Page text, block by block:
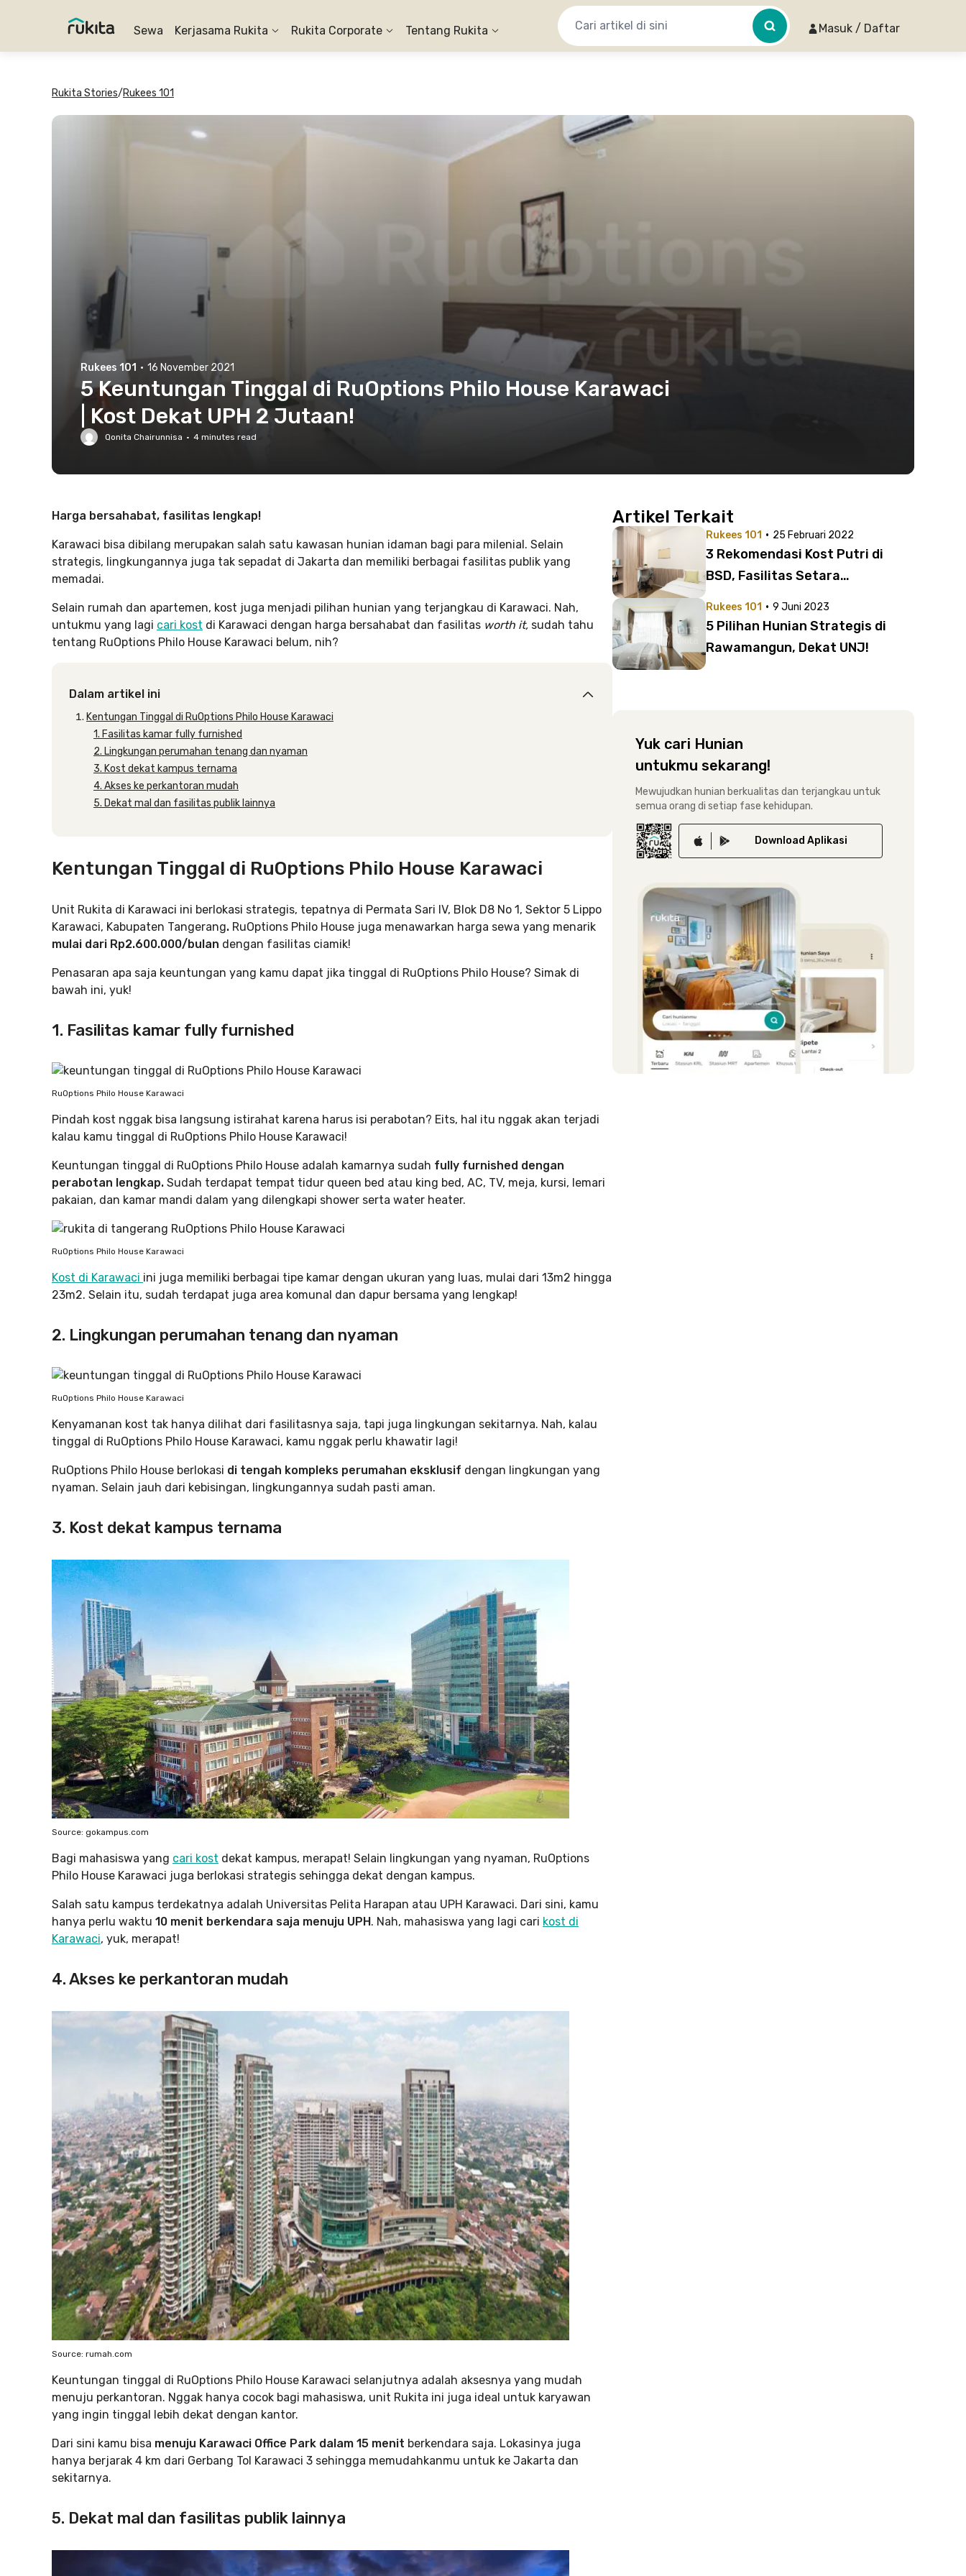
Sewa Kerjasama Rukita Rukita Corporate Tentang Rukita Masuk / Daftar
Rukita Stories/Rukees 101
Rukees 101 · 16 November 2021
5 Keuntungan Tinggal di RuOptions Philo House Karawaci
| Kost Dekat UPH 2 Jutaan!
Qonita Chairunnisa · 4 minutes read
Harga bersahabat, fasilitas lengkap!
Karawaci bisa dibilang merupakan salah satu kawasan hunian idaman bagi para milenial. Selain
strategis, lingkungannya juga tak sepadat di Jakarta dan memiliki berbagai fasilitas publik yang
memadai.
Selain rumah dan apartemen, kost juga menjadi pilihan hunian yang terjangkau di Karawaci. Nah,
untukmu yang lagi cari kost di Karawaci dengan harga bersahabat dan fasilitas worth it, sudah tahu
tentang RuOptions Philo House Karawaci belum, nih?
Dalam artikel ini
Kentungan Tinggal di RuOptions Philo House Karawaci
1. Fasilitas kamar fully furnished
2. Lingkungan perumahan tenang dan nyaman
3. Kost dekat kampus ternama
4. Akses ke perkantoran mudah
5. Dekat mal dan fasilitas publik lainnya
Kentungan Tinggal di RuOptions Philo House Karawaci
Unit Rukita di Karawaci ini berlokasi strategis, tepatnya di Permata Sari IV, Blok D8 No 1, Sektor 5 Lippo
Karawaci, Kabupaten Tangerang. RuOptions Philo House juga menawarkan harga sewa yang menarik
mulai dari Rp2.600.000/bulan dengan fasilitas ciamik!
Penasaran apa saja keuntungan yang kamu dapat jika tinggal di RuOptions Philo House? Simak di
bawah ini, yuk!
1. Fasilitas kamar fully furnished
RuOptions Philo House Karawaci
Pindah kost nggak bisa langsung istirahat karena harus isi perabotan? Eits, hal itu nggak akan terjadi
kalau kamu tinggal di RuOptions Philo House Karawaci!
Keuntungan tinggal di RuOptions Philo House adalah kamarnya sudah fully furnished dengan
perabotan lengkap. Sudah terdapat tempat tidur queen bed atau king bed, AC, TV, meja, kursi, lemari
pakaian, dan kamar mandi dalam yang dilengkapi shower serta water heater.
RuOptions Philo House Karawaci
Kost di Karawaci ini juga memiliki berbagai tipe kamar dengan ukuran yang luas, mulai dari 13m2 hingga
23m2. Selain itu, sudah terdapat juga area komunal dan dapur bersama yang lengkap!
2. Lingkungan perumahan tenang dan nyaman
RuOptions Philo House Karawaci
Kenyamanan kost tak hanya dilihat dari fasilitasnya saja, tapi juga lingkungan sekitarnya. Nah, kalau
tinggal di RuOptions Philo House Karawaci, kamu nggak perlu khawatir lagi!
RuOptions Philo House berlokasi di tengah kompleks perumahan eksklusif dengan lingkungan yang
nyaman. Selain jauh dari kebisingan, lingkungannya sudah pasti aman.
3. Kost dekat kampus ternama
Source: gokampus.com
Bagi mahasiswa yang cari kost dekat kampus, merapat! Selain lingkungan yang nyaman, RuOptions
Philo House Karawaci juga berlokasi strategis sehingga dekat dengan kampus.
Salah satu kampus terdekatnya adalah Universitas Pelita Harapan atau UPH Karawaci. Dari sini, kamu
hanya perlu waktu 10 menit berkendara saja menuju UPH. Nah, mahasiswa yang lagi cari kost di
Karawaci, yuk, merapat!
4. Akses ke perkantoran mudah
Source: rumah.com
Keuntungan tinggal di RuOptions Philo House Karawaci selanjutnya adalah aksesnya yang mudah
menuju perkantoran. Nggak hanya cocok bagi mahasiswa, unit Rukita ini juga ideal untuk karyawan
yang ingin tinggal lebih dekat dengan kantor.
Dari sini kamu bisa menuju Karawaci Office Park dalam 15 menit berkendara saja. Lokasinya juga
hanya berjarak 4 km dari Gerbang Tol Karawaci 3 sehingga memudahkanmu untuk ke Jakarta dan
sekitarnya.
5. Dekat mal dan fasilitas publik lainnya
Artikel Terkait
Rukees 101 · 25 Februari 2022
3 Rekomendasi Kost Putri di
BSD, Fasilitas Setara
Rukees 101 · 9 Juni 2023
5 Pilihan Hunian Strategis di
Rawamangun, Dekat UNJ!
Yuk cari Hunian
untukmu sekarang!
Mewujudkan hunian berkualitas dan terjangkau untuk
semua orang di setiap fase kehidupan.
Download Aplikasi